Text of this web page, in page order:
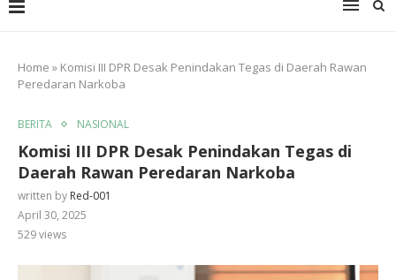
Home » Komisi III DPR Desak Penindakan Tegas di Daerah Rawan
Peredaran Narkoba
BERITA NASIONAL
Komisi III DPR Desak Penindakan Tegas di
Daerah Rawan Peredaran Narkoba
written by Red-001
April 30, 2025
529views